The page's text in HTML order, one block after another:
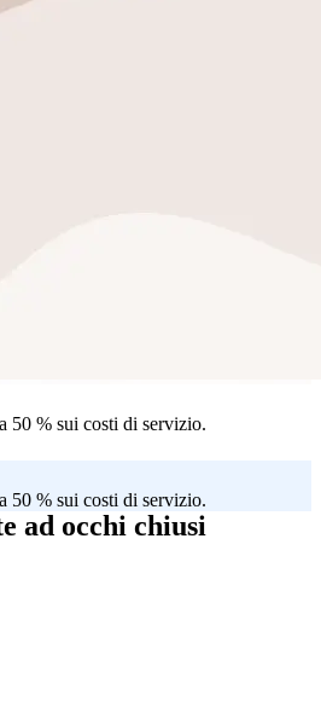
50 % sui costi di servizio.
50 % sui costi di servizio.
ad occhi chiusi